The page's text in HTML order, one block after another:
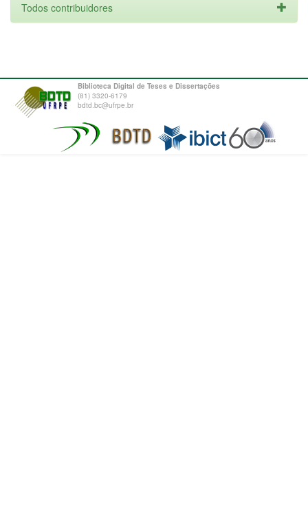
Todos contribuidores
Biblioteca Digital de Teses e Dissertações
(81) 3320-6179
bdtd.bc@ufrpe.br